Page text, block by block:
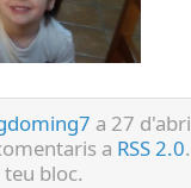
a 27
a RSS 2.0
teu bloc.